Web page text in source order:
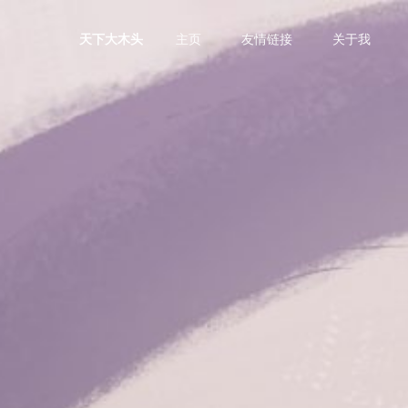
天下大木头 主页 友情链接 关于我